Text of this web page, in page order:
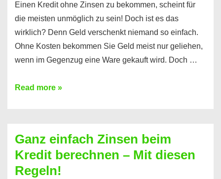
Einen Kredit ohne Zinsen zu bekommen, scheint für
die meisten unmöglich zu sein! Doch ist es das
wirklich? Denn Geld verschenkt niemand so einfach.
Ohne Kosten bekommen Sie Geld meist nur geliehen,
wenn im Gegenzug eine Ware gekauft wird. Doch …
Einen
bekommen?
So
ist
Read more »
Ganz einfach Zinsen beim
Kredit berechnen – Mit diesen
Regeln!